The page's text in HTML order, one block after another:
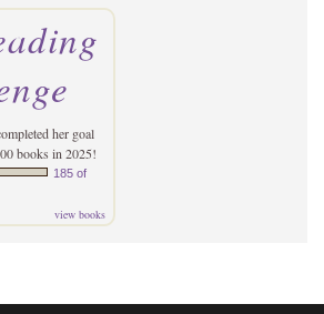
her goal
books in 2025!
185 of
view books